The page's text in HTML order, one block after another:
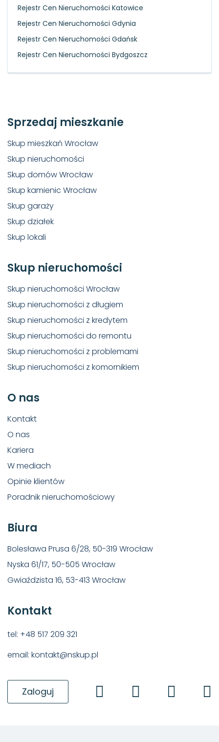
Rejestr Cen Nieruchomości Katowice
Rejestr Cen Nieruchomości Gdynia
Rejestr Cen Nieruchomości Gdańsk
Rejestr Cen Nieruchomości Bydgoszcz
Sprzedaj mieszkanie
Skup mieszkań Wrocław
Skup nieruchomości
Skup domów Wrocław
Skup kamienic Wrocław
Skup garaży
Skup działek
Skup lokali
Skup nieruchomości
Skup nieruchomości Wrocław
Skup nieruchomości z długiem
Skup nieruchomości z kredytem
Skup nieruchomości do remontu
Skup nieruchomości z problemami
Skup nieruchomości z komornikiem
O nas
Kontakt
O nas
Kariera
W mediach
Opinie klientów
Poradnik nieruchomościowy
Biura
Bolesława Prusa 6/28, 50-319 Wrocław
Nyska 61/17, 50-505 Wrocław
Gwiaździsta 16, 53-413 Wrocław
Kontakt
tel: +48 517 209 321
email: kontakt@nskup.pl
Zaloguj